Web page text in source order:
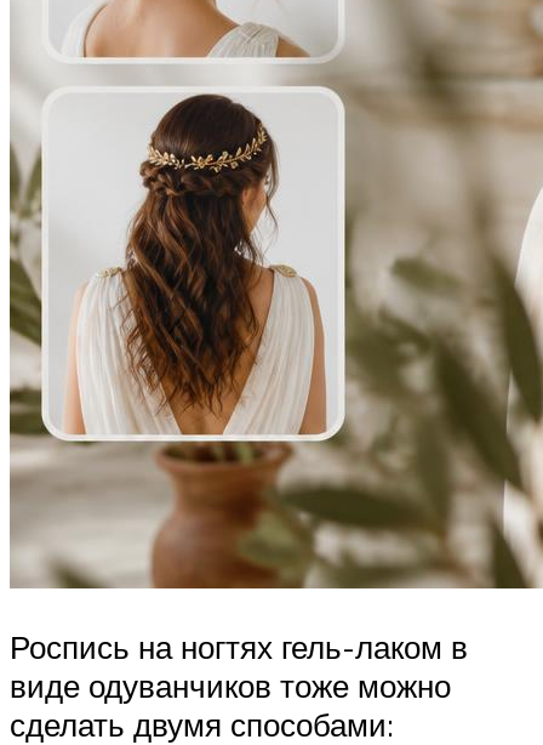
Роспись на ногтях гель-лаком в
виде одуванчиков тоже можно
сделать двумя способами: